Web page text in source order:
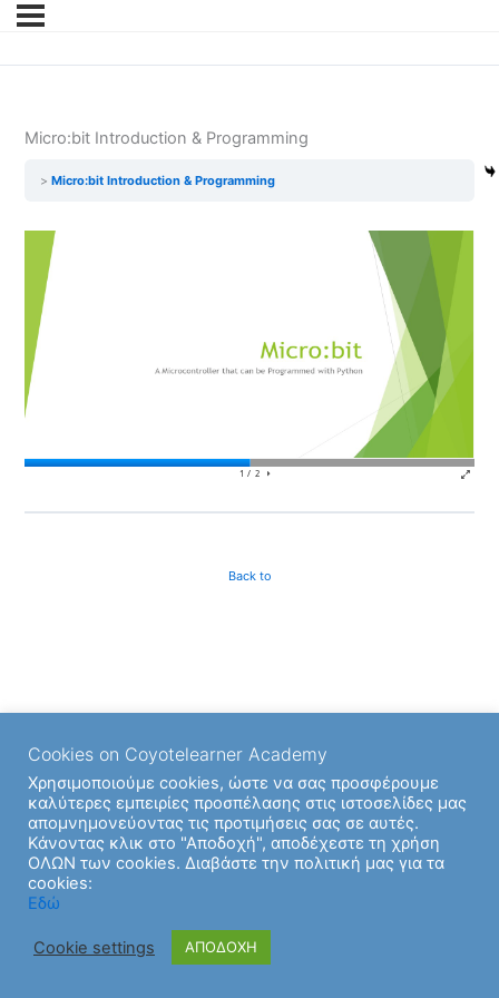
Micro:bit Introduction & Programming
Micro:bit Introduction & Programming
Back to
Cookies on Coyotelearner Academy
Χρησιμοποιούμε cookies, ώστε να σας προσφέρουμε
καλύτερες εμπειρίες προσπέλασης στις ιστοσελίδες μας
απομνημονεύοντας τις προτιμήσεις σας σε αυτές.
Κάνοντας κλικ στο "Αποδοχή", αποδέχεστε τη χρήση
ΟΛΩΝ των cookies. Διαβάστε την πολιτική μας για τα
cookies:
Εδώ
Cookie settings ΑΠΟΔΟΧΗ